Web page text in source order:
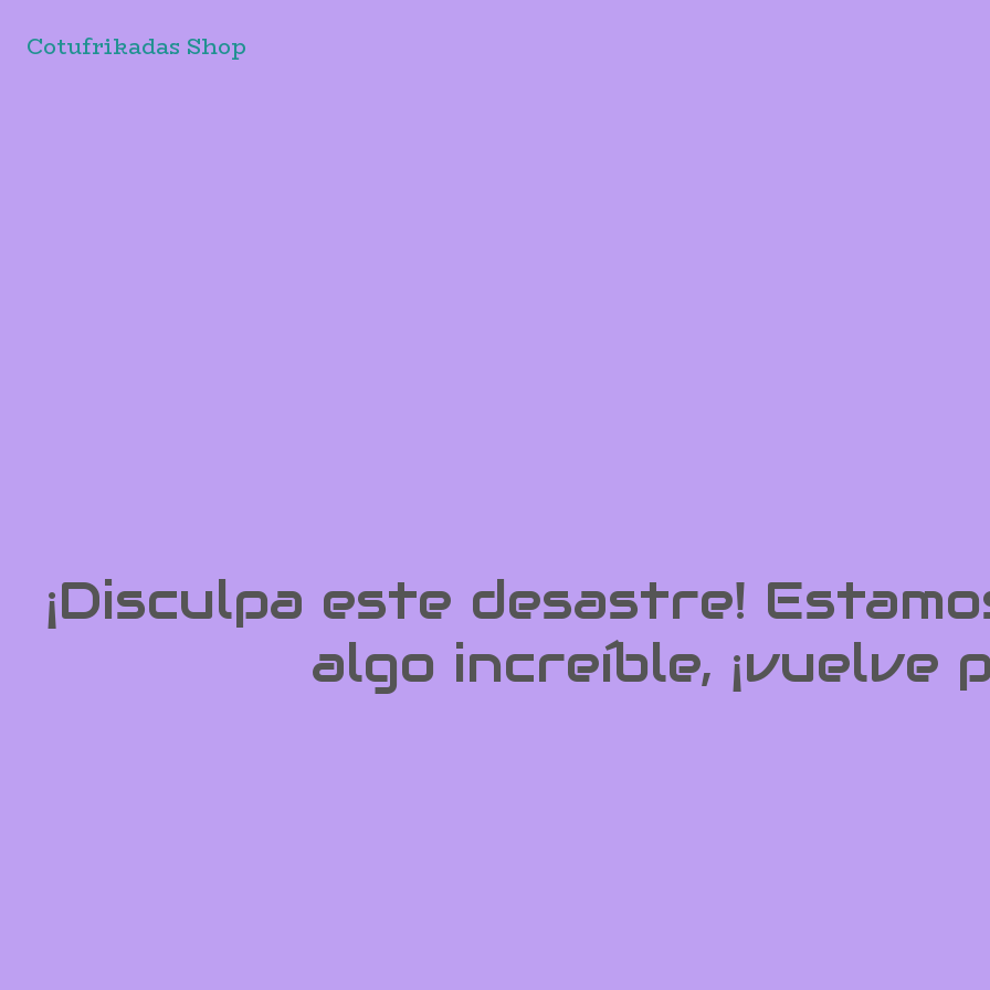
Cotufrikadas Shop
¡Disculpa este desastre!
algo increíble, ¡vuelve